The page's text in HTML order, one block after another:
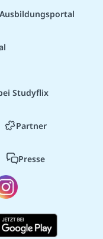
Studyflix
Partner
Presse